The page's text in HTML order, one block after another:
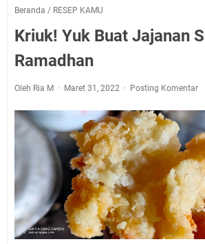
Beranda / RESEP KAMU
Kriuk! Yuk Buat Jajanan
Ramadhan
Oleh Ria M Maret 31, 2022 Posting Komentar